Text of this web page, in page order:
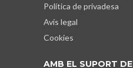
Política de privadesa
Avís legal
Cookies
AMB EL SUPORT DE